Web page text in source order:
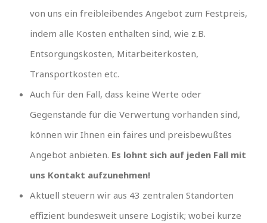
von uns ein freibleibendes Angebot zum Festpreis,
indem alle Kosten enthalten sind, wie z.B.
Entsorgungskosten, Mitarbeiterkosten,
Transportkosten etc.
Auch für den Fall, dass keine Werte oder
Gegenstände für die Verwertung vorhanden sind,
können wir Ihnen ein faires und preisbewußtes
Angebot anbieten. Es lohnt sich auf jeden Fall mit
uns Kontakt aufzunehmen!
Aktuell steuern wir aus 43 zentralen Standorten
effizient bundesweit unsere Logistik; wobei kurze